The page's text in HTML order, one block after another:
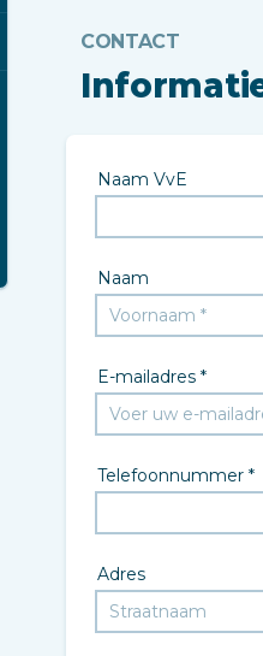
CONTACT
Naam VvE
Naam
E-mailadres *
Telefoonnummer *
Adres